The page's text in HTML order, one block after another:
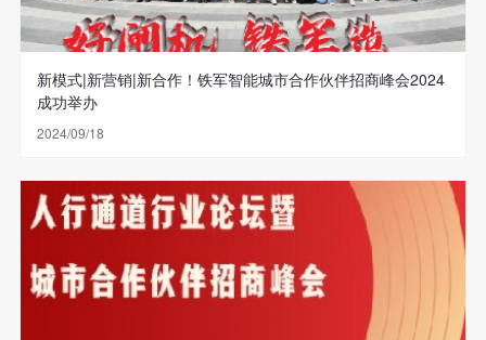
新模式|新营销|新合作！铁军智能城市合作伙伴招商峰会2024
成功举办
2024/09/18